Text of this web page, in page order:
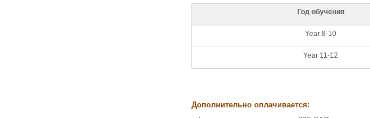
Год обучения
Year 8-10
Year 11-12
Дополнительно оплачивается: